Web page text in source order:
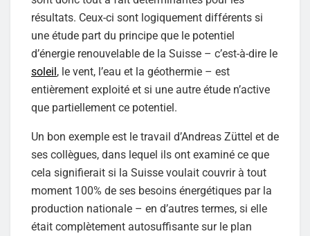
résultats. Ceux-ci sont logiquement différents si
une étude part du principe que le potentiel
d’énergie renouvelable de la Suisse – c’est-à-dire le
soleil , le vent, l’eau et la géothermie – est
entièrement exploité et si une autre étude n’active
que partiellement ce potentiel.
Un bon exemple est le travail d’Andreas Züttel et de
ses collègues, dans lequel ils ont examiné ce que
cela signifierait si la Suisse voulait couvrir à tout
moment 100% de ses besoins énergétiques par la
production nationale – en d’autres termes, si elle
était complètement autosuffisante sur le plan